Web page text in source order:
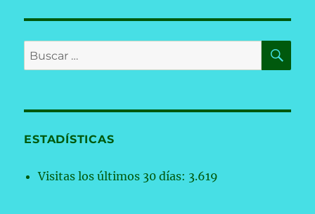
Buscar
por:
ESTADÍSTICAS
Visitas los últimos 30 días: 3.619